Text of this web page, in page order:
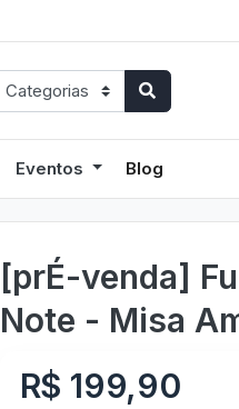
Eventos Blog
[prÉ-venda]
Note - Misa
R$ 199,90